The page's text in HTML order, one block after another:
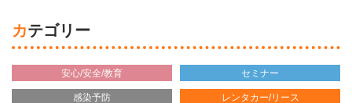
カテゴリー
安心/安全/教育 セミナー
感染予防 レンタカー/リース